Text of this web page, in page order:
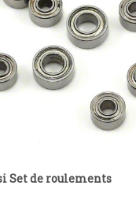
Set de roulements